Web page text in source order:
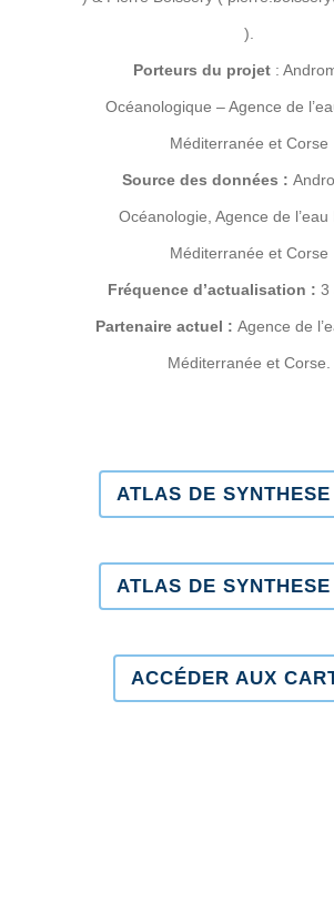
).
Porteurs du projet :
Océanologique – Agence de
Méditerranée et Corse
Source des données :
Océanologie, Agence de l’eau
Méditerranée et Corse
Fréquence d’actualisation : 3
Partenaire actuel : Agence de
Méditerranée et Corse.
ATLAS DE
ATLAS DE
ACCÉDER AUX